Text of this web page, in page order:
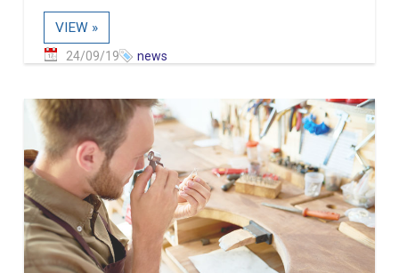
VIEW »
24/09/19 news